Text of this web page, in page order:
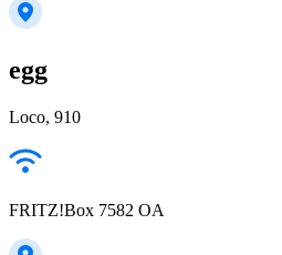
egg
Loco, 910
FRITZ!Box 7582 OA